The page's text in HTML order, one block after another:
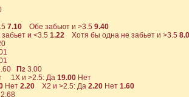
7.10 Обе забьют и >3.5 9.40
и <3.5 1.22 Хотя бы одна не забьет и >3.5
П2 3.00
1X и >2.5: Да 19.00 Нет
Нет 2.20 X2 и >2.5: Да 2.20 Нет 1.60
2.68